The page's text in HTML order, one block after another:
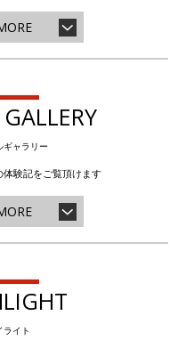
ギャラリー
験記をご覧頂けます
ライト